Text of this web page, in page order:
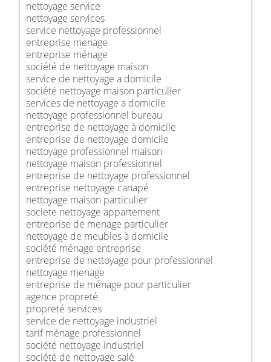
nettoyage service
nettoyage services
service nettoyage professionnel
entreprise menage
entreprise ménage
société de nettoyage maison
service de nettoyage a domicile
société nettoyage maison particulier
services de nettoyage a domicile
nettoyage professionnel bureau
entreprise de nettoyage à domicile
entreprise de nettoyage domicile
nettoyage professionnel maison
nettoyage maison professionnel
entreprise de nettoyage professionnel
entreprise nettoyage canapé
nettoyage maison particulier
societe nettoyage appartement
entreprise de menage particulier
nettoyage de meubles à domicile
société ménage entreprise
entreprise de nettoyage pour professionnel
nettoyage menage
entreprise de ménage pour particulier
agence propreté
propreté services
service de nettoyage industriel
tarif ménage professionnel
société nettoyage industriel
société de nettoyage salé